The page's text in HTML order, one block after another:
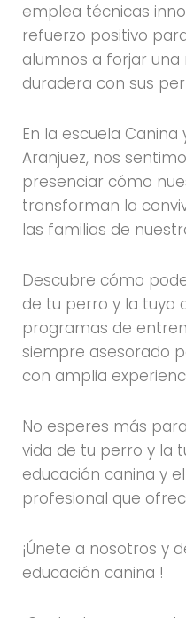
emplea técnicas
refuerzo positivo
alumnos a forjar una
duradera con sus
En la escuela
Aranjuez, nos
presenciar cómo
transforman la
las familias de
Descubre cómo
de tu perro y la tuya
programas de
siempre asesorado
con amplia
No esperes más
vida de tu perro y la
educación canina y
profesional que
¡Únete a nosotros y
educación canina !